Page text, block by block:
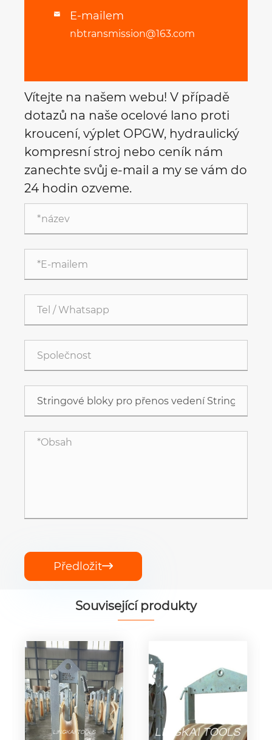
 E-mailem
nbtransmission@163.com
Vítejte na našem webu! V případě
dotazů na naše ocelové lano proti
kroucení, výplet OPGW, hydraulický
kompresní stroj nebo ceník nám
zanechte svůj e-mail a my se vám do
24 hodin ozveme.
Předložit
Související produkty